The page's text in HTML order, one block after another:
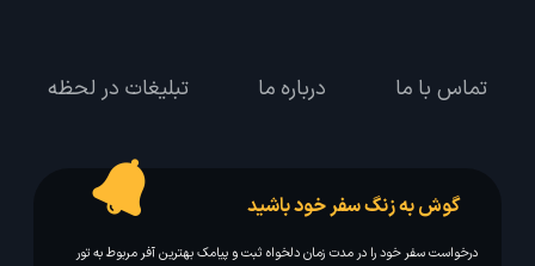
تماس با ما درباره ما تبلیغات در لحظه
گوش به زنگ سفر خود باشید
درخواست سفر خود را در مدت زمان دلخواه ثبت و پیامک بهترین آفر مربوط به تور